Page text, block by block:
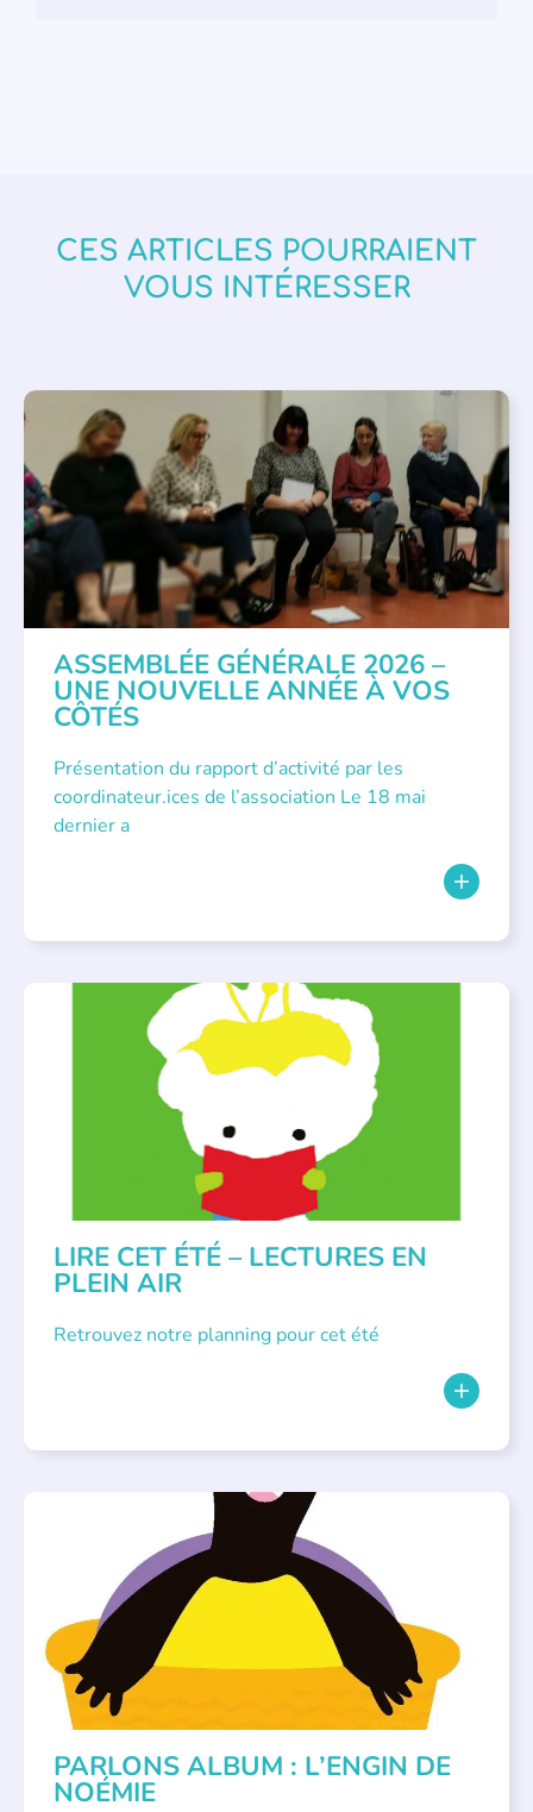
CES ARTICLES POURRAIENT
VOUS INTÉRESSER
APPEL À SOUTIEN , VIE DE L'ASSOCIATION
ASSEMBLÉE GÉNÉRALE 2026 –
UNE NOUVELLE ANNÉE À VOS
CÔTÉS
Présentation du rapport d’activité par les
coordinateur.ices de l’association Le 18 mai
dernier a
BIBLIOTHÈQUES ÉVÉNEMENTS , LECTURE INDIVIDUALISÉE
LITTÉRATURE JEUNESSE
LIRE CET ÉTÉ – LECTURES EN
PLEIN AIR
Retrouvez notre planning pour cet été
PARLONS ALBUM : L’ENGIN DE
NOÉMIE